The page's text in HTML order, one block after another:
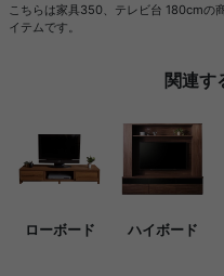
こちらは家具350、テレビ台 180cmの
イテムです。
関連す
ローボード ハイボード